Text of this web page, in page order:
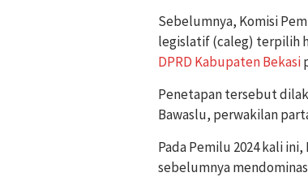
Sebelumnya, Komisi
legislatif (caleg) terpilih
DPRD Kabupaten Bekasi
Penetapan tersebut
Bawaslu, perwakilan
Pada Pemilu 2024 kali ini,
sebelumnya